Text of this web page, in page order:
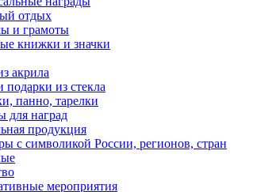
отдых
и грамоты
книжки и значки
акрила
из стекла
панно, тарелки
для наград
продукция
с символикой России, регионов, стран
мероприятия